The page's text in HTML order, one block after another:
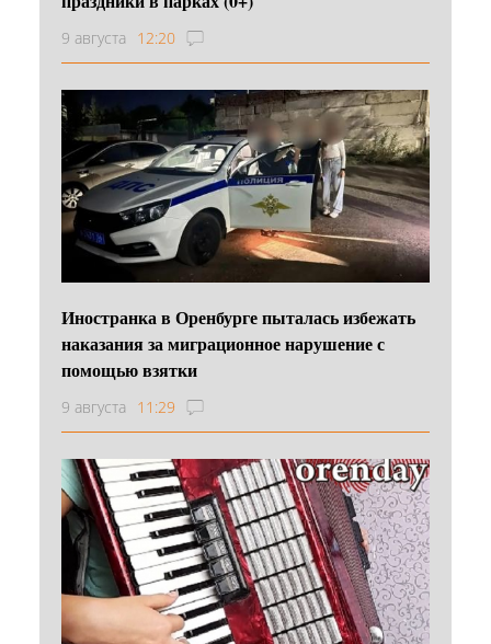
9 августа 12:20
Иностранка в Оренбурге пыталась избежать
наказания за миграционное нарушение с
помощью взятки
9 августа 11:29